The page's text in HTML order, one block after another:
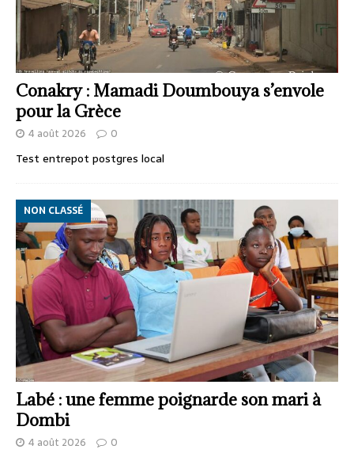
Conakry : Mamadi Doumbouya s’envole
pour la Grèce
4 août 2026 0
Test entrepot postgres local
Labé : une femme poignarde son mari à
Dombi
NON CLASSÉ
4 août 2026 0